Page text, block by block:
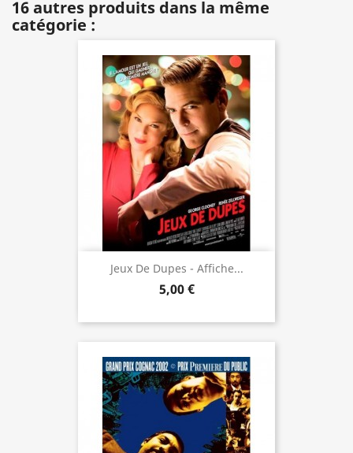
16 autres produits dans la même
catégorie :
Jeux De Dupes - Affiche...
5,00 €